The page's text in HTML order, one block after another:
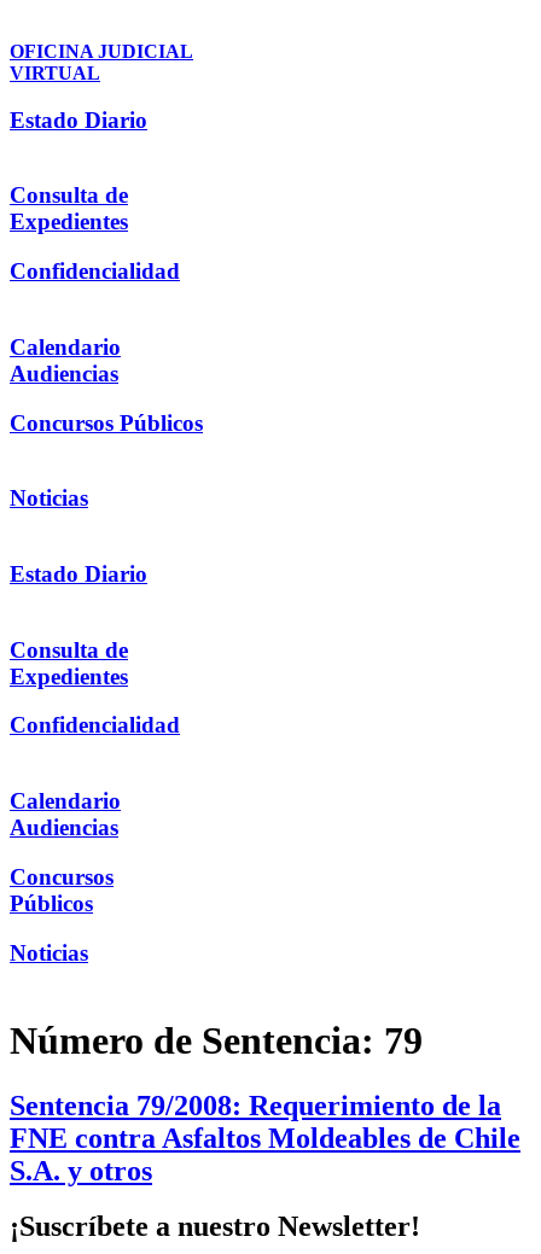
OFICINA JUDICIAL
VIRTUAL
Estado Diario
Consulta de
Expedientes
Confidencialidad
Calendario
Audiencias
Concursos Públicos
Noticias
Estado Diario
Consulta de
Expedientes
Confidencialidad
Calendario
Audiencias
Concursos
Públicos
Noticias
Número de Sentencia: 79
Sentencia 79/2008: Requerimiento de la
FNE contra Asfaltos Moldeables de Chile
S.A. y otros
¡Suscríbete a nuestro Newsletter!